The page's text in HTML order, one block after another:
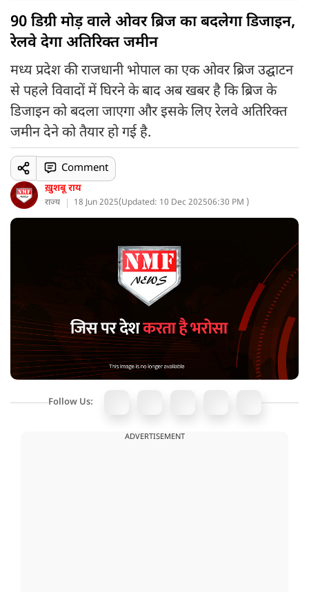
90 डिग्री मोड़ वाले ओवर ब्रिज का बदलेगा डिजाइन,
रेलवे देगा अतिरिक्त जमीन
मध्य प्रदेश की राजधानी भोपाल का एक ओवर ब्रिज उद्घाटन
से पहले विवादों में घिरने के बाद अब खबर है कि ब्रिज के
डिजाइन को बदला जाएगा और इसके लिए रेलवे अतिरिक्त
जमीन देने को तैयार हो गई है.
ख़ुशबू राय
राज्य 18 Jun 2025(Updated: 10 Dec 202506:30 PM )
Comment
Follow Us:
ADVERTISEMENT